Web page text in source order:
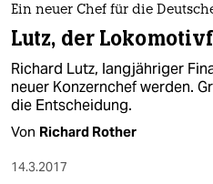
Ein neuer Chef für die
Lutz, der
Richard Lutz, langjähriger
neuer Konzernchef werden.
die Entscheidung.
Von Richard Rother
14.3.2017